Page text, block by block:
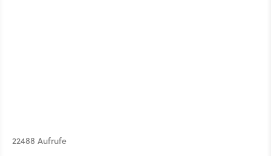
22488 Aufrufe